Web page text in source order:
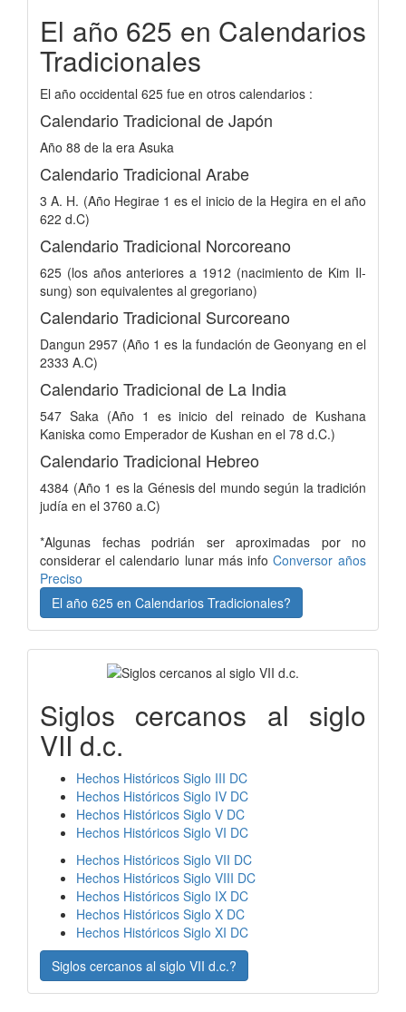
El año 625 en Calendarios
Tradicionales
El año occidental 625 fue en otros calendarios :
Calendario Tradicional de Japón
Año 88 de la era Asuka
Calendario Tradicional Arabe
3 A. H. (Año Hegirae 1 es el inicio de la Hegira en el año
622 d.C)
Calendario Tradicional Norcoreano
625 (los años anteriores a 1912 (nacimiento de Kim Il-
sung) son equivalentes al gregoriano)
Calendario Tradicional Surcoreano
Dangun 2957 (Año 1 es la fundación de Geonyang en el
2333 A.C)
Calendario Tradicional de La India
547 Saka (Año 1 es inicio del reinado de Kushana
Kaniska como Emperador de Kushan en el 78 d.C.)
Calendario Tradicional Hebreo
4384 (Año 1 es la Génesis del mundo según la tradición
judía en el 3760 a.C)
*Algunas fechas podrián ser aproximadas por no
considerar el calendario lunar más info Conversor años
Preciso
El año 625 en Calendarios Tradicionales?
Siglos cercanos al siglo
VII d.c.
Hechos Históricos Siglo III DC
Hechos Históricos Siglo IV DC
Hechos Históricos Siglo V DC
Hechos Históricos Siglo VI DC
Hechos Históricos Siglo VII DC
Hechos Históricos Siglo VIII DC
Hechos Históricos Siglo IX DC
Hechos Históricos Siglo X DC
Hechos Históricos Siglo XI DC
Siglos cercanos al siglo VII d.c.?